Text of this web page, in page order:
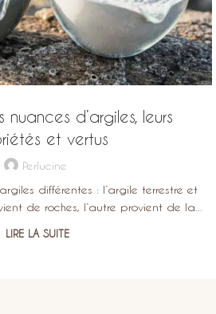
nuances d’argiles, leurs
et vertus
Perlucine
différentes : l’argile terrestre et
de roches, l’autre provient de la...
LIRE LA SUITE